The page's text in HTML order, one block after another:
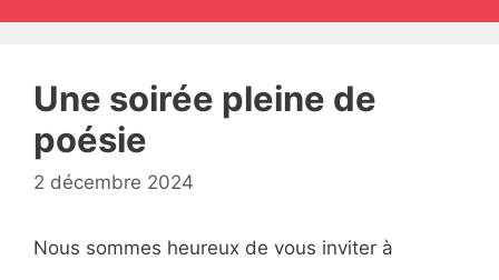
Une soirée pleine de
poésie
2 décembre 2024
Nous sommes heureux de vous inviter à